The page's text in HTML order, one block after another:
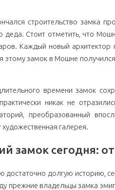
строительство замка
деда. Стоит отметить, что
Каждый новый архитектор
этому замок в Мошне
времени замок
никак не
преобразованный
художественная галерея.
замок сегодня:
достаточно долгую историю,
прежние владельцы замка